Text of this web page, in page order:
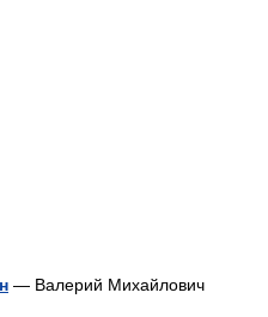
— Валерий Михайлович